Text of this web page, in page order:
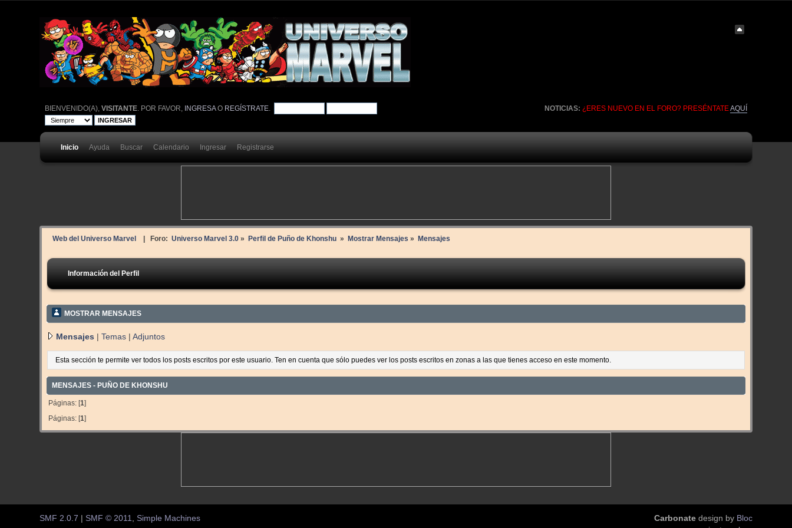
NOTICIAS: ¿ERES NUEVO EN EL FORO? PRESÉNTATEAQUÍ
BIENVENIDO(A), VISITANTE. POR FAVOR, INGRESAO REGÍSTRATE.
Inicio Ayuda Buscar Calendario Ingresar Registrarse
Web del Universo Marvel | Foro: Universo Marvel 3.0» Perfil de Puño de Khonshu » Mostrar Mensajes » Mensajes
Información del Perfil
MOSTRAR MENSAJES
Mensajes |Temas |Adjuntos
Esta sección te permite ver todos los posts escritos por este usuario. Ten en cuenta que sólo puedes ver los posts escritos en zonas a las que tienes acceso en este momento.
MENSAJES - PUÑO DE KHONSHU
Páginas: [1]
Páginas: [1]
Carbonatedesign by Bloc
SMF 2.0.7 SMF © 2011 Simple Machines